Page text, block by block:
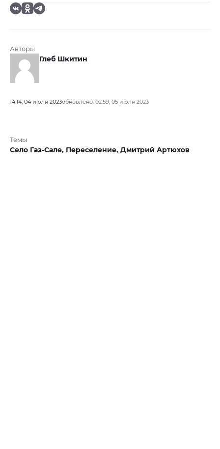
Авторы
Глеб Шкитин
14:14, 04 июля 2023обновлено: 02:59, 05 июля 2023
Темы
Село Газ-Сале, Переселение, Дмитрий Артюхов